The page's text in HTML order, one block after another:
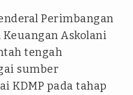
Perimbangan
Askolani
tengah
sumber
KDMP pada tahap